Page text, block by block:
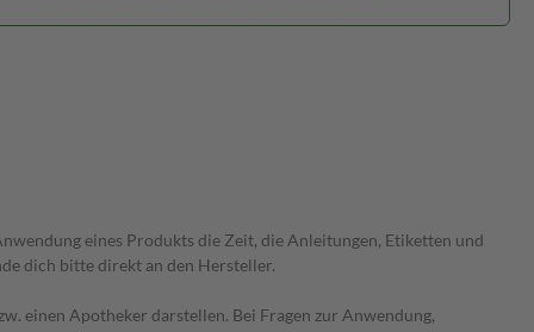
eines Produkts die Zeit, die Anleitungen, Etiketten und
dich bitte direkt an den Hersteller.
einen Apotheker darstellen. Bei Fragen zur Anwendung,